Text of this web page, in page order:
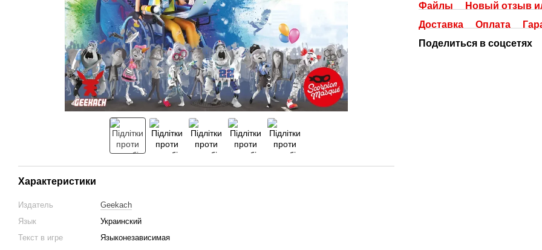
Характеристики
Издатель
Geekach
Язык
Украинский
Текст в игре
Языконезависимая
Файлы
Новый отзыв
Доставка
Оплата
Поделиться в соцсетях